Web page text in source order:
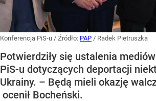
Konferencja PiS-u / Źródło: PAP / Radek Pietruszka
Potwierdziły się ustalenia
PiS-u dotyczących deportacji
Ukrainy. – Będą mieli okazję
ocenił Bocheński.